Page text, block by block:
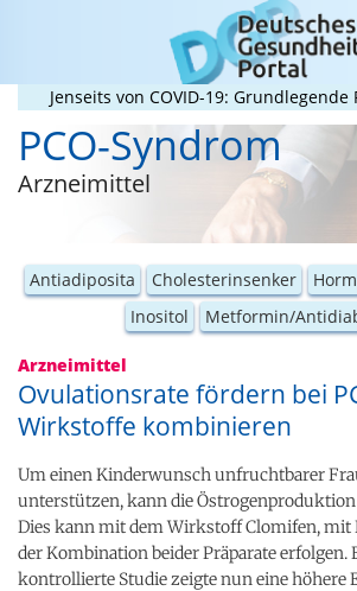
Jenseits von COVID-19: Grundlegende
PCO-Syndrom
Arzneimittel
Antiadiposita Cholesterinsenker
Inositol
Metformin/
Arzneimittel
Ovulationsrate fördern bei
Wirkstoffe kombinieren
Um einen Kinderwunsch unfruchtbarer
unterstützen, kann die
Dies kann mit dem Wirkstoff Clomifen, mit
der Kombination beider Präparate erfolgen.
kontrollierte Studie zeigte nun eine höhere